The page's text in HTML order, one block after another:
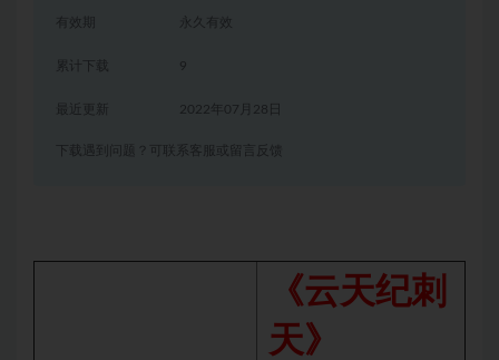
有效期 永久有效
累计下载 9
2022年07月28日
下载遇到问题？可联系客服或留言反馈
《云天纪刺
天》